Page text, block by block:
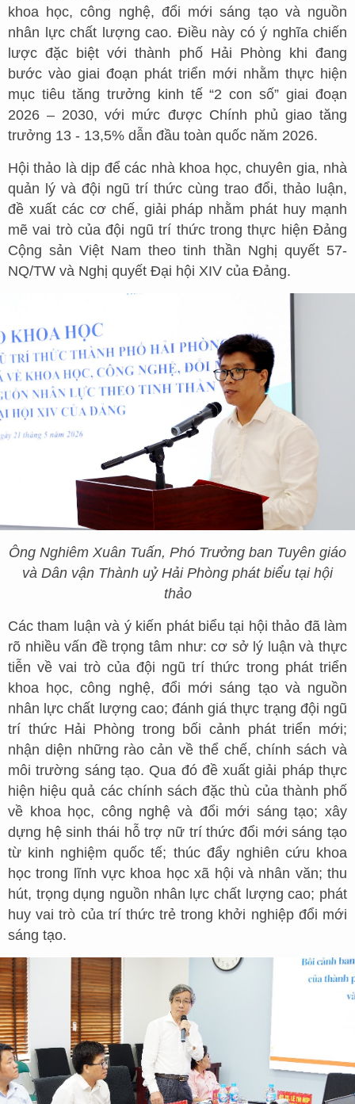
khoa học, công nghệ, đổi mới sáng tạo và nguồn
nhân lực chất lượng cao. Điều này có ý nghĩa chiến
lược đặc biệt với thành phố Hải Phòng khi đang
bước vào giai đoạn phát triển mới nhằm thực hiện
mục tiêu tăng trưởng kinh tế “2 con số” giai đoạn
2026 – 2030, với mức được Chính phủ giao tăng
trưởng 13 - 13,5% dẫn đầu toàn quốc năm 2026.
Hội thảo là dịp để các nhà khoa học, chuyên gia, nhà
quản lý và đội ngũ trí thức cùng trao đổi, thảo luận,
đề xuất các cơ chế, giải pháp nhằm phát huy mạnh
mẽ vai trò của đội ngũ trí thức trong thực hiện Đảng
Cộng sản Việt Nam theo tinh thần Nghị quyết 57-
NQ/TW và Nghị quyết Đại hội XIV của Đảng.
Ông Nghiêm Xuân Tuấn, Phó Trưởng ban Tuyên giáo
và Dân vận Thành uỷ Hải Phòng phát biểu tại hội
thảo
Các tham luận và ý kiến phát biểu tại hội thảo đã làm
rõ nhiều vấn đề trọng tâm như: cơ sở lý luận và thực
tiễn về vai trò của đội ngũ trí thức trong phát triển
khoa học, công nghệ, đổi mới sáng tạo và nguồn
nhân lực chất lượng cao; đánh giá thực trạng đội ngũ
trí thức Hải Phòng trong bối cảnh phát triển mới;
nhận diện những rào cản về thể chế, chính sách và
môi trường sáng tạo. Qua đó đề xuất giải pháp thực
hiện hiệu quả các chính sách đặc thù của thành phố
về khoa học, công nghệ và đổi mới sáng tạo; xây
dựng hệ sinh thái hỗ trợ nữ trí thức đổi mới sáng tạo
từ kinh nghiệm quốc tế; thúc đẩy nghiên cứu khoa
học trong lĩnh vực khoa học xã hội và nhân văn; thu
hút, trọng dụng nguồn nhân lực chất lượng cao; phát
huy vai trò của trí thức trẻ trong khởi nghiệp đổi mới
sáng tạo.